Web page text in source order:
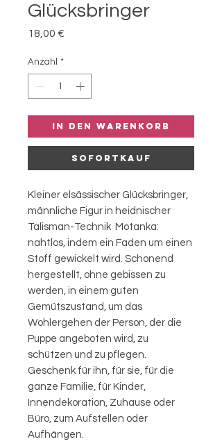
Glücksbringer
18,00 €
Anzahl *
In den Warenkorb
Sofortkauf
Kleiner elsässischer Glücksbringer,
männliche Figur in heidnischer
Talisman-Technik Motanka:
nahtlos, indem ein Faden um einen
Stoff gewickelt wird. Schonend
hergestellt, ohne gebissen zu
werden, in einem guten
Gemütszustand, um das
Wohlergehen der Person, der die
Puppe angeboten wird, zu
schützen und zu pflegen.
Geschenk für ihn, für sie, für die
ganze Familie, für Kinder,
Innendekoration, Zuhause oder
Büro, zum Aufstellen oder
Aufhängen.